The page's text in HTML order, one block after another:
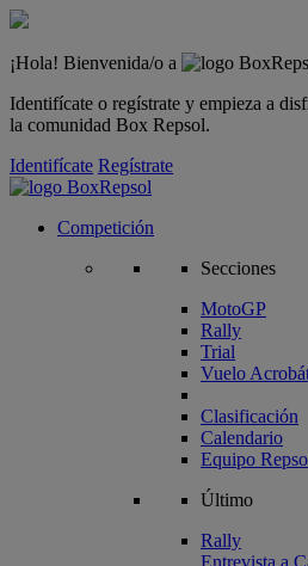
¡Hola! Bienvenida/o a
Identifícate o regístrate y empieza a
la comunidad Box Repsol.
Identifícate Regístrate
Competición
Secciones
MotoGP
Rally
Trial
Vuelo
Clasificación
Calendario
Equipo
Último
Rally
Entrevista a